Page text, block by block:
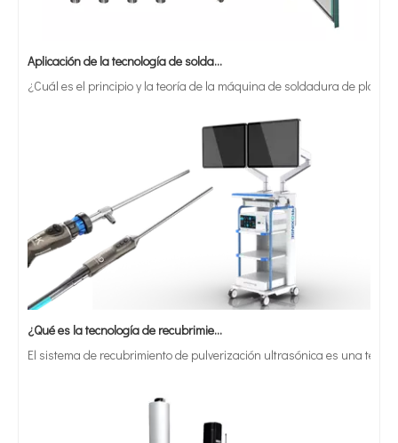
¿Cuál es el principio y la teoría de la máquina de soldadura de
¿Qué es la tecnología de recubrimiento por pulverización ultrasónica de endoscopio semiconductor?
El sistema de recubrimiento de pulverización ultrasónica es una